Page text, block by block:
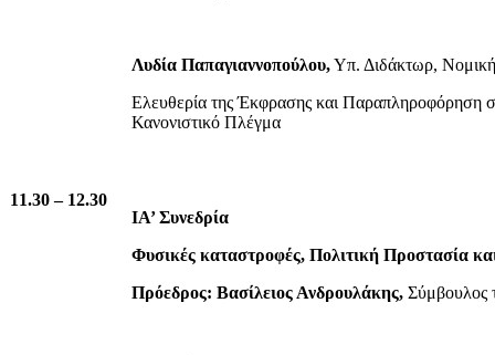
Λυδία Παπαγιαννοπούλου,Υπ. Διδάκτωρ,
Ελευθερία της Έκφρασης και Παραπληροφόρηση
Κανονιστικό Πλέγμα
11.30 – 12.30
ΙΑ’ Συνεδρία
Φυσικές καταστροφές, Πολιτική Προστασία
Πρόεδρος: Βασίλειος Ανδρουλάκης, Σύμβουλος